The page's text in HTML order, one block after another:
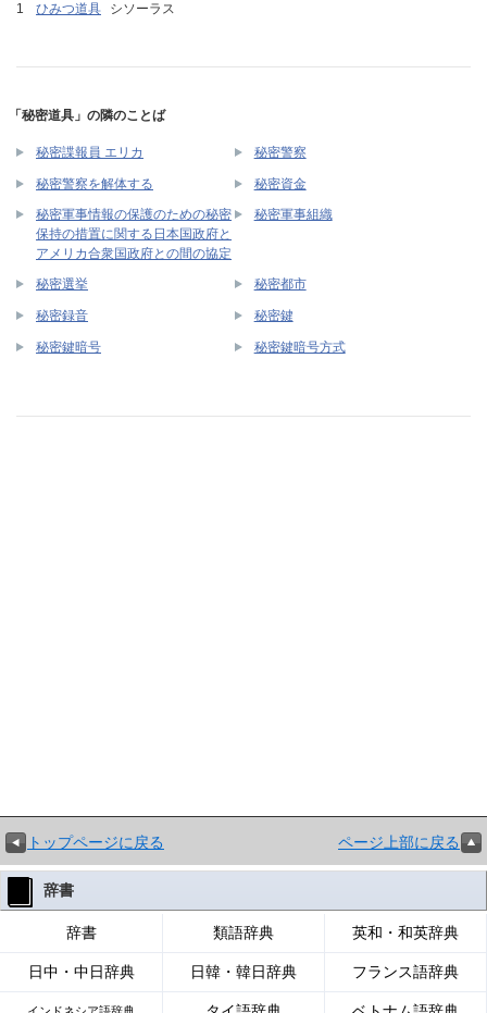
ひみつ道具 シソーラス
「秘密道具」の隣のことば
秘密諜報員 エリカ 秘密警察
秘密警察を解体する
秘密資金
秘密軍事情報の保護のための秘密
保持の措置に関する日本国政府と
アメリカ合衆国政府との間の協定
秘密軍事組織
秘密選挙 秘密都市
秘密録音 秘密鍵
秘密鍵暗号 秘密鍵暗号方式
トップページに戻る ページ上部に戻る
辞書
辞書 類語辞典 英和・和英辞典
日中・中日辞典 日韓・韓日辞典 フランス語辞典